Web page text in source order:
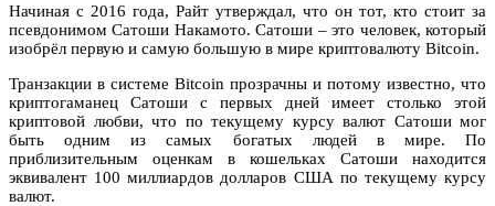
Начиная с 2016 года, Райт утверждал, что он тот, кто стоит за
псевдонимом Сатоши Накамото. Сатоши – это человек, который
изобрёл первую и самую большую в мире криптовалюту Bitcoin.
Транзакции в системе Bitcoin прозрачны и потому известно, что
криптогаманец Сатоши с первых дней имеет столько этой
криптовой любви, что по текущему курсу валют Сатоши мог
быть одним из самых богатых людей в мире. По
приблизительным оценкам в кошельках Сатоши находится
эквивалент 100 миллиардов долларов США по текущему курсу
валют.